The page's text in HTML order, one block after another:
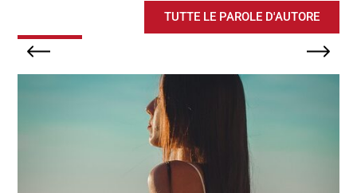
TUTTE LE PAROLE D'AUTORE